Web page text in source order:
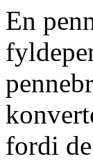
En
fordi